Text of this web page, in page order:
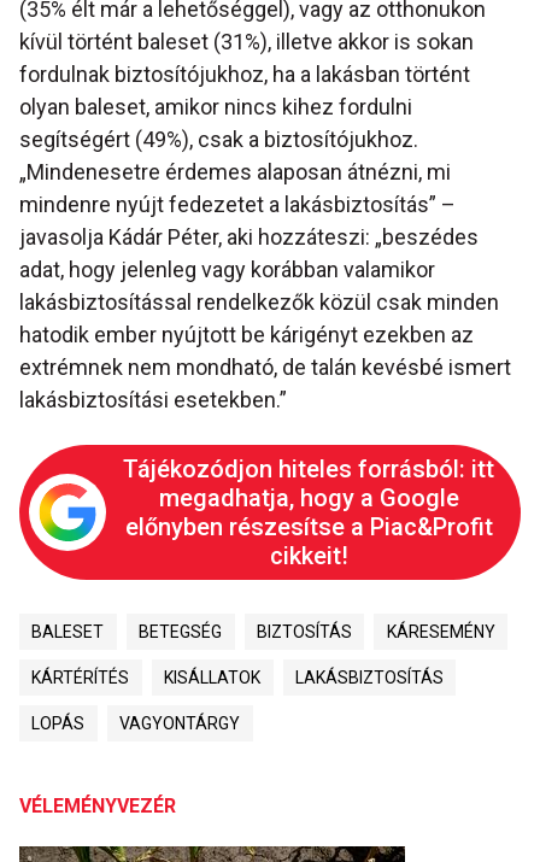
(35% élt már a lehetőséggel), vagy az otthonukon
kívül történt baleset (31%), illetve akkor is sokan
fordulnak biztosítójukhoz, ha a lakásban történt
olyan baleset, amikor nincs kihez fordulni
segítségért (49%), csak a biztosítójukhoz.
„Mindenesetre érdemes alaposan átnézni, mi
mindenre nyújt fedezetet a lakásbiztosítás” –
javasolja Kádár Péter, aki hozzáteszi: „beszédes
adat, hogy jelenleg vagy korábban valamikor
lakásbiztosítással rendelkezők közül csak minden
hatodik ember nyújtott be kárigényt ezekben az
extrémnek nem mondható, de talán kevésbé ismert
lakásbiztosítási esetekben.”
Tájékozódjon hiteles forrásból: itt
megadhatja, hogy a Google
előnyben részesítse a Piac&Profit
cikkeit!
BALESET BETEGSÉG BIZTOSÍTÁS KÁRESEMÉNY
KÁRTÉRÍTÉS KISÁLLATOK LAKÁSBIZTOSÍTÁS
LOPÁS VAGYONTÁRGY
VÉLEMÉNYVEZÉR